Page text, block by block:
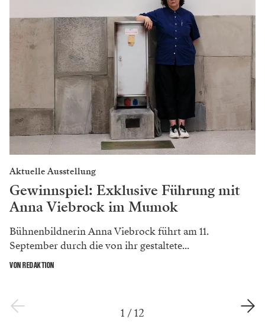
Aktuelle Ausstellung
Gewinnspiel: Exklusive Führung mit
Anna Viebrock im Mumok
Bühnenbildnerin Anna Viebrock führt am 11.
September durch die von ihr gestaltete...
VON REDAKTION
1 /12